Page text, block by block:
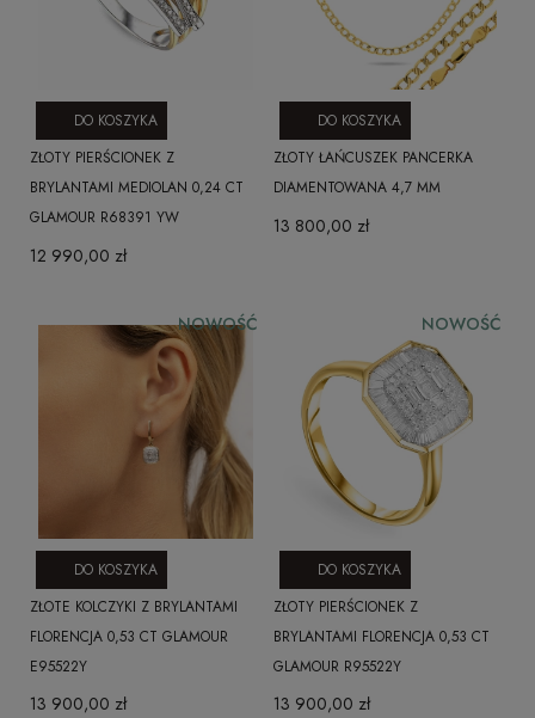
ZŁOTY PIERŚCIONEK Z
BRYLANTAMI MEDIOLAN 0,24 CT
GLAMOUR R68391 YW
12 990,00 zł
DO KOSZYKA
ZŁOTY ŁAŃCUSZEK PANCERKA
DIAMENTOWANA 4,7 MM
13 800,00 zł
DO KOSZYKA
ZŁOTE KOLCZYKI Z BRYLANTAMI
FLORENCJA 0,53 CT GLAMOUR
E95522Y
13 900,00 zł
DO KOSZYKA
NOWOŚĆ
ZŁOTY PIERŚCIONEK Z
BRYLANTAMI FLORENCJA 0,53 CT
GLAMOUR R95522Y
13 900,00 zł
DO KOSZYKA
NOWOŚĆ